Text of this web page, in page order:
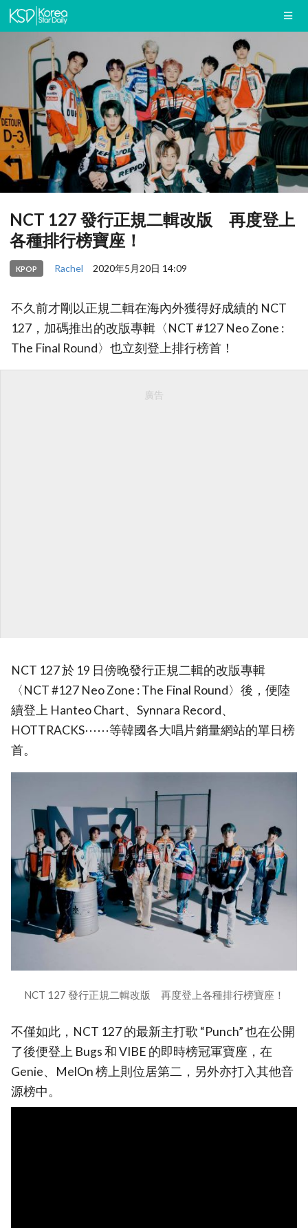
NCT 127 發行正規二輯改版 再度登上
各種排行榜寶座！
KPOP Rachel 2020年5月20日 14:09
不久前才剛以正規二輯在海內外獲得好成績的 NCT
127，加碼推出的改版專輯〈NCT #127 Neo Zone :
The Final Round〉也立刻登上排行榜首！
廣告
NCT 127 於 19 日傍晚發行正規二輯的改版專輯
〈NCT #127 Neo Zone : The Final Round〉後，便陸
續登上 Hanteo Chart、Synnara Record、
HOTTRACKS⋯⋯等韓國各大唱片銷量網站的單日榜
首。
NCT 127 發行正規二輯改版 再度登上各種排行榜寶座！
不僅如此，NCT 127 的最新主打歌 “Punch” 也在公開
了後便登上 Bugs 和 VIBE 的即時榜冠軍寶座，在
Genie、MelOn 榜上則位居第二，另外亦打入其他音
源榜中。